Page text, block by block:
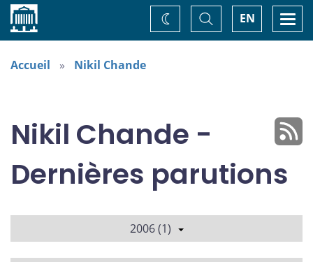
Accueil EN
Basculer
la
recherche
Changez
de
Accueil Nikil Chande
Nikil Chande -
Dernières parutions
2006 (1)